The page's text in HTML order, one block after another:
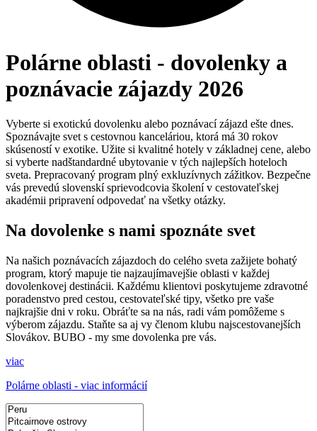
Polárne oblasti - dovolenky a
poznávacie zájazdy 2026
Vyberte si exotickú dovolenku alebo poznávací zájazd ešte dnes.
Spoznávajte svet s cestovnou kanceláriou, ktorá má 30 rokov
skúseností v exotike. Užite si kvalitné hotely v základnej cene, alebo
si vyberte nadštandardné ubytovanie v tých najlepších hoteloch
sveta. Prepracovaný program plný exkluzívnych zážitkov. Bezpečne
vás prevedú slovenskí sprievodcovia školení v cestovateľskej
akadémii pripravení odpovedať na všetky otázky.
Na dovolenke s nami spoznáte svet
Na našich poznávacích zájazdoch do celého sveta zažijete bohatý
program, ktorý mapuje tie najzaujímavejšie oblasti v každej
dovolenkovej destinácii. Každému klientovi poskytujeme zdravotné
poradenstvo pred cestou, cestovateľské tipy, všetko pre vaše
najkrajšie dni v roku. Obráťte sa na nás, radi vám pomôžeme s
výberom zájazdu. Staňte sa aj vy členom klubu najscestovanejších
Slovákov. BUBO - my sme dovolenka pre vás.
viac
Polárne oblasti - viac informácií